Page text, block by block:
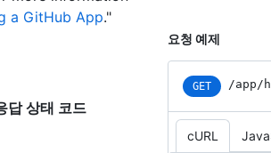
a GitHub App."
상태 코드
요청 예제
GET /app/
cURL